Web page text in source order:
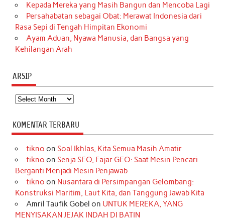
Kepada Mereka yang Masih Bangun dan Mencoba Lagi
Persahabatan sebagai Obat: Merawat Indonesia dari
Rasa Sepi di Tengah Himpitan Ekonomi
Ayam Aduan, Nyawa Manusia, dan Bangsa yang
Kehilangan Arah
ARSIP
Arsip
KOMENTAR TERBARU
tikno on Soal Ikhlas, Kita Semua Masih Amatir
tikno on Senja SEO, Fajar GEO: Saat Mesin Pencari
Berganti Menjadi Mesin Penjawab
tikno on Nusantara di Persimpangan Gelombang:
Konstruksi Maritim, Laut Kita, dan Tanggung Jawab Kita
Amril Taufik Gobel on UNTUK MEREKA, YANG
MENYISAKAN JEJAK INDAH DI BATIN